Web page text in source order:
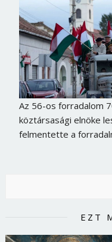
Az 56-os forradalom
köztársasági elnöke
felmentette a
EZT